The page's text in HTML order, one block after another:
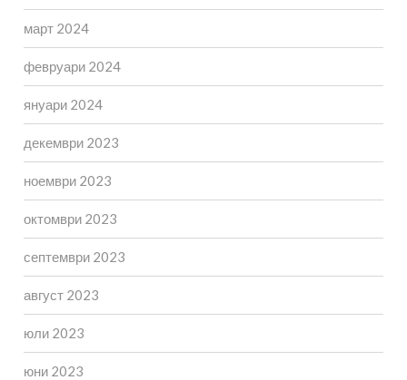
март 2024
февруари 2024
януари 2024
декември 2023
ноември 2023
октомври 2023
септември 2023
август 2023
юли 2023
юни 2023